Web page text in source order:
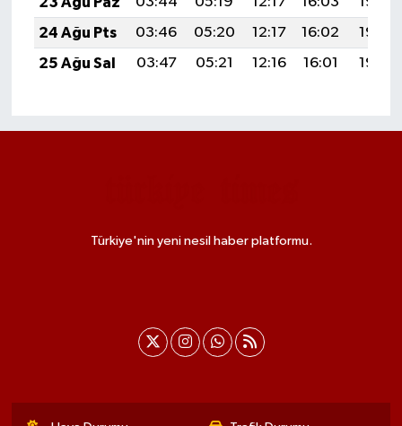
24 Ağu Pts
03:46 05:20 12:17 16:02
19:03
25 Ağu Sal
03:47 05:21 12:16 16:01 19:02
Türkiye'nin yeni nesil haber platformu.